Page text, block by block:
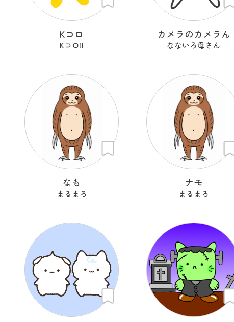
Kコロ
Kコロ‼︎
カメラのカメラん
なないろ母さん
なも
まるまろ
ナモ
まるまろ